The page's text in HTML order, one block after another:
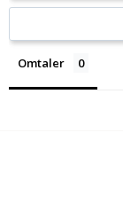
Omtaler